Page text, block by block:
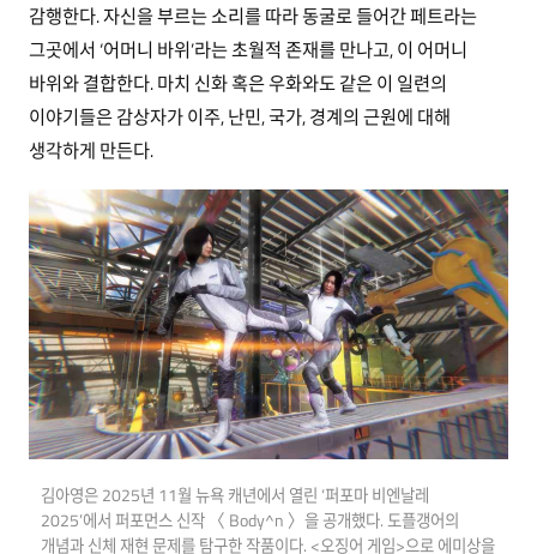
감행한다. 자신을 부르는 소리를 따라 동굴로 들어간 페트라는
그곳에서 ‘어머니 바위’라는 초월적 존재를 만나고, 이 어머니
바위와 결합한다. 마치 신화 혹은 우화와도 같은 이 일련의
이야기들은 감상자가 이주, 난민, 국가, 경계의 근원에 대해
생각하게 만든다.
김아영은 2025년 11월 뉴욕 캐년에서 열린 ‘퍼포마 비엔날레
2025’에서 퍼포먼스 신작 〈 Body^n 〉을 공개했다. 도플갱어의
개념과 신체 재현 문제를 탐구한 작품이다. <오징어 게임>으로 에미상을